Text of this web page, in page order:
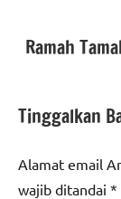
Ramah
Tinggalkan
Alamat email
wajib ditandai *